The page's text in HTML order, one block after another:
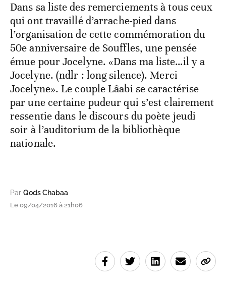
Dans sa liste des remerciements à tous ceux
qui ont travaillé d’arrache-pied dans
l’organisation de cette commémoration du
50e anniversaire de Souffles, une pensée
émue pour Jocelyne. «Dans ma liste…il y a
Jocelyne. (ndlr : long silence). Merci
Jocelyne». Le couple Lâabi se caractérise
par une certaine pudeur qui s’est clairement
ressentie dans le discours du poète jeudi
soir à l’auditorium de la bibliothèque
nationale.
Par Qods Chabaa
Le 09/04/2016 à 21h06